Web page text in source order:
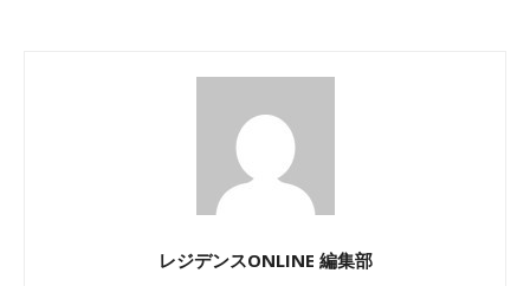
レジデンスONLINE 編集部